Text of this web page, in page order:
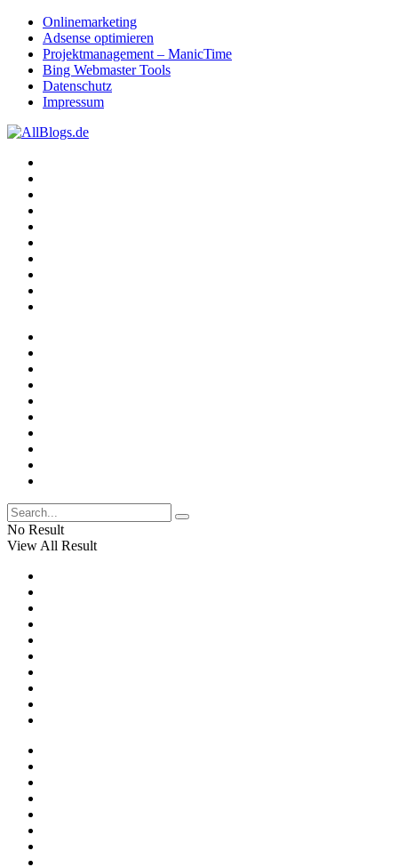
Onlinemarketing
Adsense optimieren
Projektmanagement – ManicTime
Bing Webmaster Tools
Datenschutz
Impressum
No Result
View All Result